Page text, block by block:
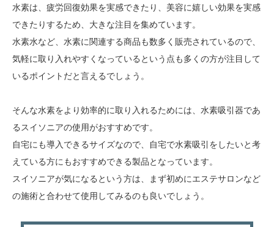
水素は、疲労回復効果を実感できたり、美容に嬉しい効果を実感
できたりするため、大きな注目を集めています。
水素水など、水素に関連する商品も数多く販売されているので、
気軽に取り入れやすくなっているという点も多くの方が注目して
いるポイントだと言えるでしょう。
そんな水素をより効率的に取り入れるためには、水素吸引器であ
るスイソニアの使用がおすすめです。
自宅にも導入できるサイズなので、自宅で水素吸引をしたいと考
えている方にもおすすめできる製品となっています。
スイソニアが気になるという方は、まず初めにエステサロンなど
の施術と合わせて使用してみるのも良いでしょう。